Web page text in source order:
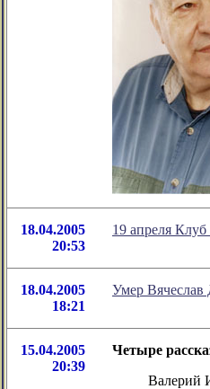
18.04.2005
20:53
19 апреля
18.04.2005
18:21
Умер Вячеслав
15.04.2005
20:39
Четыре
Валерий